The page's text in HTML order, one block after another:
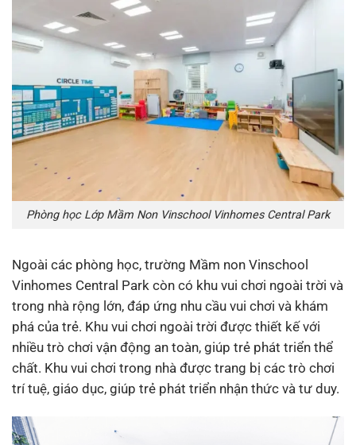
Phòng học Lớp Mầm Non Vinschool Vinhomes Central Park
Ngoài các phòng học, trường Mầm non Vinschool
Vinhomes Central Park còn có khu vui chơi ngoài trời và
trong nhà rộng lớn, đáp ứng nhu cầu vui chơi và khám
phá của trẻ. Khu vui chơi ngoài trời được thiết kế với
nhiều trò chơi vận động an toàn, giúp trẻ phát triển thể
chất. Khu vui chơi trong nhà được trang bị các trò chơi
trí tuệ, giáo dục, giúp trẻ phát triển nhận thức và tư duy.